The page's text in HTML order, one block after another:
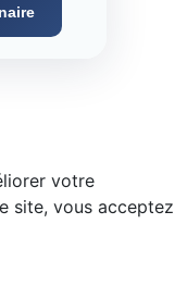
votre
site, vous acceptez